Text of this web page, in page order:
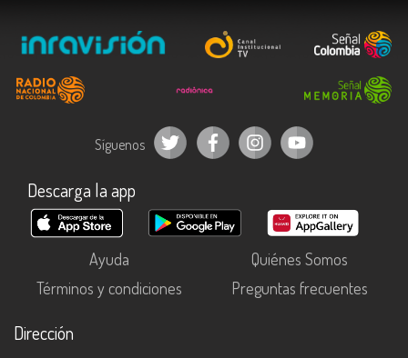
Síguenos
Descarga la app
Ayuda
Quiénes Somos
Términos y condiciones
Preguntas frecuentes
Dirección